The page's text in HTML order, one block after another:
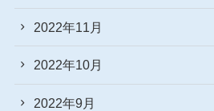
2022年11月
2022年10月
2022年9月